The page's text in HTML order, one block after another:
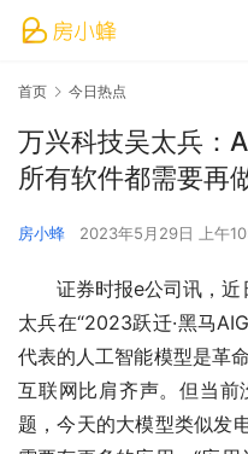
首页 今日热点
万兴科技吴太兵：
所有软件都需要再
房小蜂 2023年5月29日 上午
证券时报e公司讯，
太兵在“2023跃迁·黑马
代表的人工智能模型是革
互联网比肩齐声。但当
题，今天的大模型类似发